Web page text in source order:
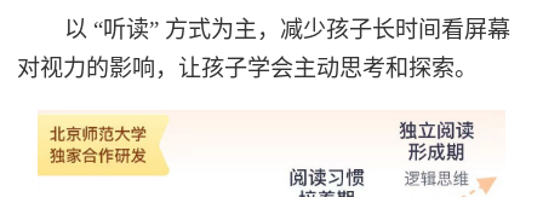
以 “听读” 方式为主，减少孩子长时间看屏幕
对视力的影响，让孩子学会主动思考和探索。